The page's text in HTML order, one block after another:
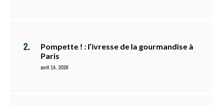
Pompette ! : l’ivresse de la gourmandise à
Paris
avril 14, 2026